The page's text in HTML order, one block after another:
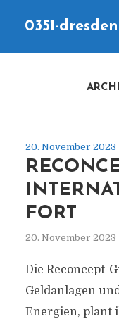
0351-
20. November 2023
FORT
20. November 2023
Die Reconcept-
Geldanlagen
Energien, plant